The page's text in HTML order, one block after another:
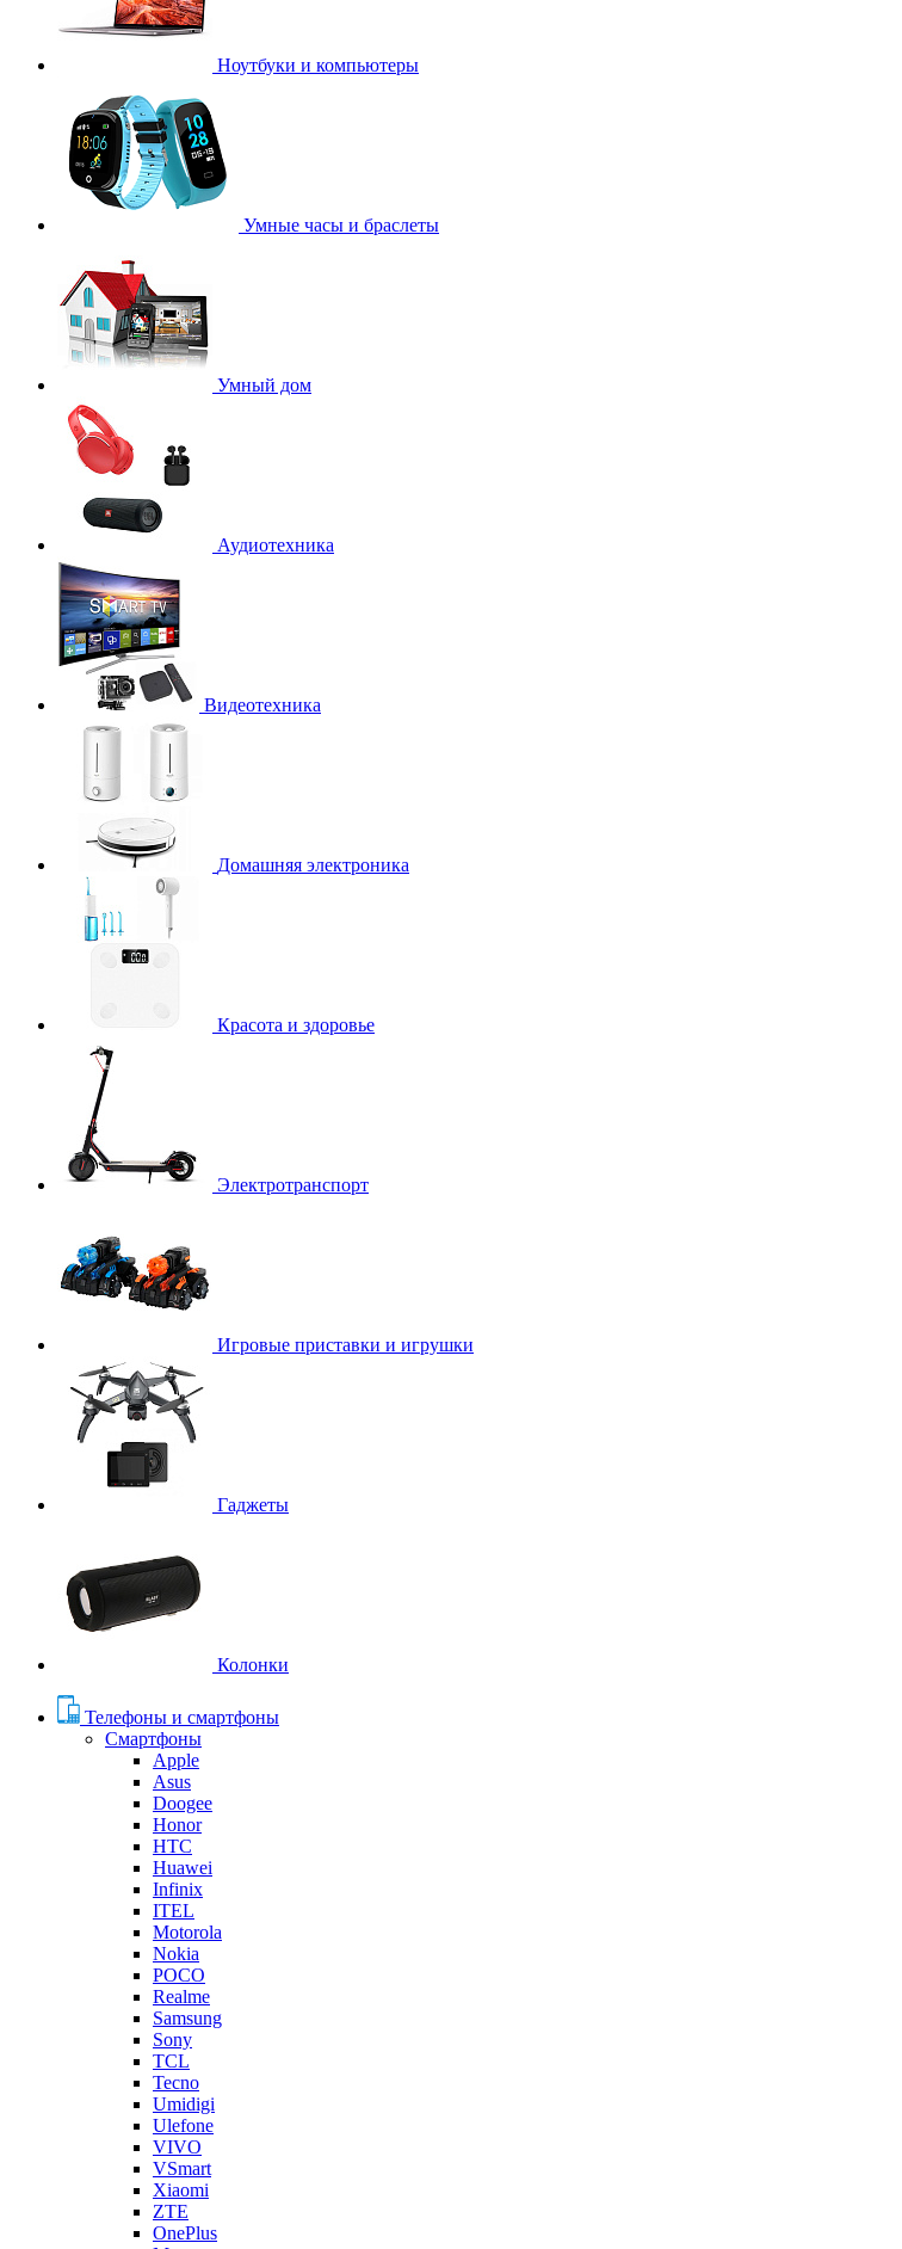
Ноутбуки и компьютеры
Умные часы и браслеты
Умный дом
Аудиотехника
Видеотехника
Домашняя электроника
Красота и здоровье
Электротранспорт
Игровые приставки и игрушки
Гаджеты
Колонки
Телефоны и смартфоны
Смартфоны
Apple
Asus
Doogee
Honor
HTC
Huawei
Infinix
ITEL
Motorola
Nokia
POCO
Realme
Samsung
Sony
TCL
Tecno
Umidigi
Ulefone
VIVO
VSmart
Xiaomi
ZTE
OnePlus